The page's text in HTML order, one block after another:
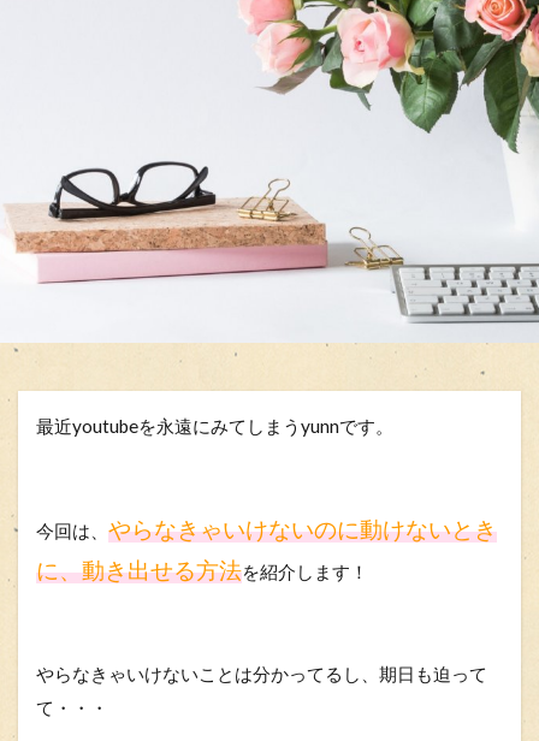
最近youtubeを永遠にみてしまうyunnです。
今回は、 やらなきゃいけないのに動けないとき
に、動き出せる方法を紹介します！
やらなきゃいけないことは分かってるし、期日も迫って
て・・・